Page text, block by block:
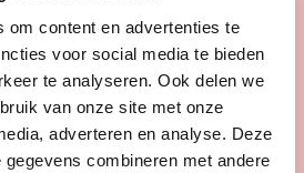
om content en advertenties te
voor social media te bieden
te analyseren. Ook delen we
van onze site met onze
adverteren en analyse. Deze
combineren met andere
- Beetsterzwaag